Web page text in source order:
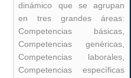
dinámico que se agrupan
en tres grandes áreas:
Competencias básicas,
Competencias genéricas,
Competencias laborales,
Competencias específicas